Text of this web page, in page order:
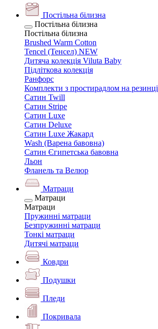
Постільна білизна
Постільна білизна
Постільна білизна
Brushed Warm Cotton
Tencel (Тенсел) NEW
Дитяча колекція Viluta Baby
Підліткова колекція
Ранфорс
Комплекти з простирадлом на резинці
Сатин Twill
Сатин Stripe
Сатин Luxe
Сатин Deluxe
Сатин Luxe Жакард
Wash (Варена бавовна)
Сатин Єгипетська бавовна
Льон
Фланель та Велюр
Матраци
Матраци
Матраци
Пружинні матраци
Безпружинні матраци
Тонкі матраци
Дитячі матраци
Ковдри
Подушки
Пледи
Покривала